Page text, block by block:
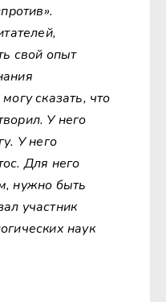
свой опыт
сказать, что
У него
У него
Для него
нужно быть
участник
наук